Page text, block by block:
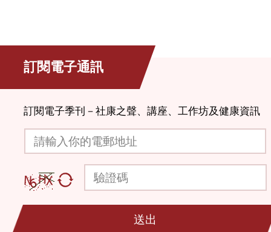
訂閱電子通訊
訂閱電子季刊－社康之聲、講座、工作坊及健康資訊
請輸入你的電郵地址
驗證碼
送出